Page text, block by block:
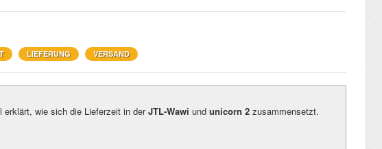
LIEFERUNG VERSAND
erklärt, wie sich die Lieferzeit in derJTL-Wawi und unicorn 2zusammensetzt.